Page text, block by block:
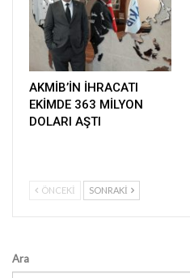
AKMİB’İN İHRACATI
EKİMDE 363 MİLYON
DOLARI AŞTI
ÖNCEKI SONRAKI
Ara